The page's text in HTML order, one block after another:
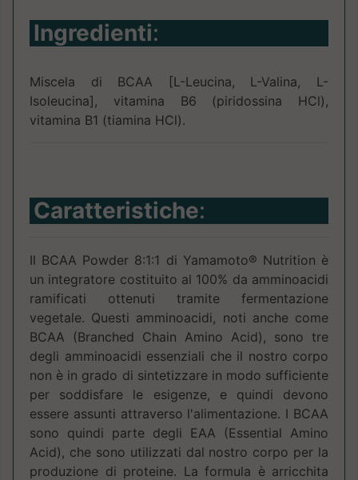
Ingredienti:
Miscela di BCAA [L-Leucina, L-Valina, L-
Isoleucina], vitamina B6 (piridossina HCl),
vitamina B1 (tiamina HCl).
Caratteristiche:
Il BCAA Powder 8:1:1 di Yamamoto® Nutrition è
un integratore costituito al 100% da amminoacidi
ramificati ottenuti tramite fermentazione
vegetale. Questi amminoacidi, noti anche come
BCAA (Branched Chain Amino Acid), sono tre
degli amminoacidi essenziali che il nostro corpo
non è in grado di sintetizzare in modo sufficiente
per soddisfare le esigenze, e quindi devono
essere assunti attraverso l'alimentazione. I BCAA
sono quindi parte degli EAA (Essential Amino
Acid), che sono utilizzati dal nostro corpo per la
produzione di proteine. La formula è arricchita